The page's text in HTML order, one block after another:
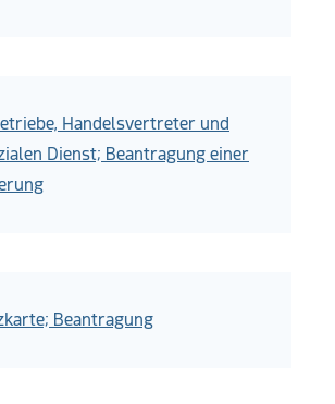
Handelsvertreter und
Dienst; Beantragung einer
Beantragung